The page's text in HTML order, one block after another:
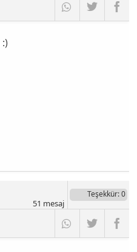
Teşekkür: 0
51 mesaj